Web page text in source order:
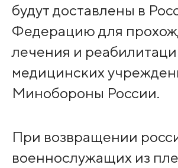
будут доставлены в
Федерацию для
лечения и
медицинских
Минобороны России.
При возвращении
военнослужащих из